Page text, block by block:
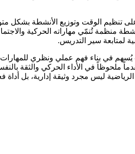
تنظيم الوقت وتوزيع الأنشطة
منظمة تُنمّي مهاراته الحركية
لمتابعة سير التدريس.
في بناء فهم عملي ونظري للمهارات
ملحوظاً في الأداء الحركي والثقة
الرياضية ليس مجرد وثيقة إدارية، بل